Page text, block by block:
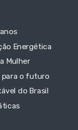
Energética
Mulher
para o futuro
do Brasil